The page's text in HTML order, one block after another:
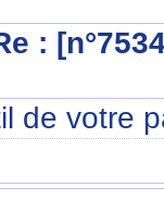
:
de votre